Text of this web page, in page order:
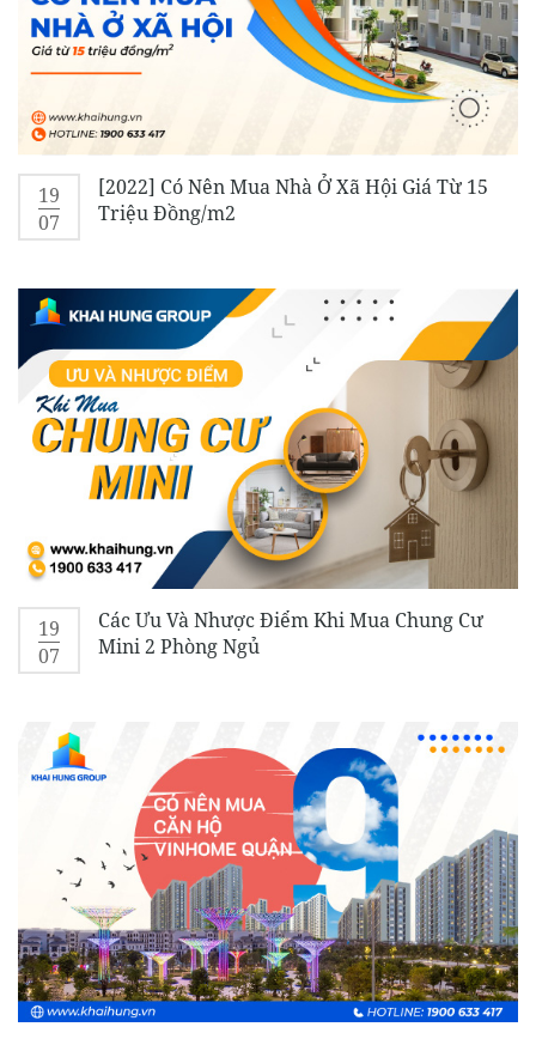
19
07
[2022] Có Nên Mua Nhà Ở Xã Hội Giá Từ 15
Triệu Đồng/m2
19
07
Các Ưu Và Nhược Điểm Khi Mua Chung Cư
Mini 2 Phòng Ngủ